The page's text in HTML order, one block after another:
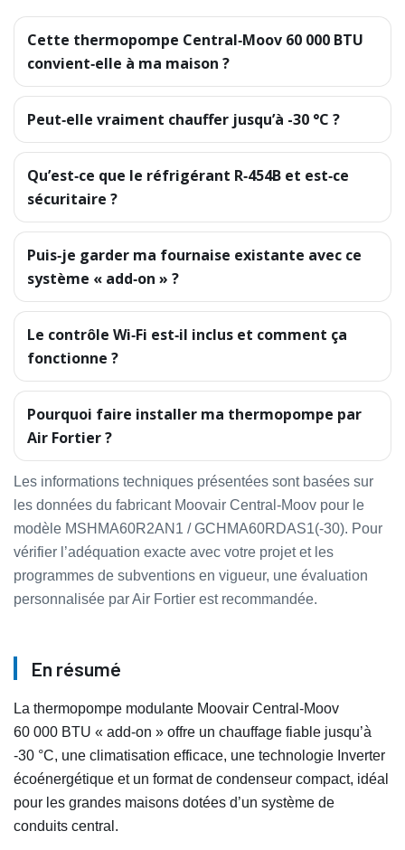
Cette thermopompe Central‑Moov 60 000 BTU
convient‑elle à ma maison ?
Peut‑elle vraiment chauffer jusqu’à -30 °C ?
Qu’est‑ce que le réfrigérant R‑454B et est‑ce
sécuritaire ?
Puis‑je garder ma fournaise existante avec ce
système « add‑on » ?
Le contrôle Wi‑Fi est‑il inclus et comment ça
fonctionne ?
Pourquoi faire installer ma thermopompe par
Air Fortier ?
Les informations techniques présentées sont basées sur
les données du fabricant Moovair Central‑Moov pour le
modèle MSHMA60R2AN1 / GCHMA60RDAS1(-30). Pour
vérifier l’adéquation exacte avec votre projet et les
programmes de subventions en vigueur, une évaluation
personnalisée par Air Fortier est recommandée.
En résumé
La thermopompe modulante Moovair Central‑Moov
60 000 BTU « add‑on » offre un chauffage fiable jusqu’à
-30 °C, une climatisation efficace, une technologie Inverter
écoénergétique et un format de condenseur compact, idéal
pour les grandes maisons dotées d’un système de
conduits central.